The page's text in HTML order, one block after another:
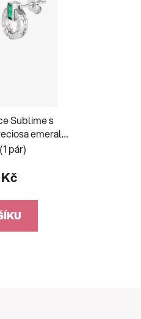
Sublime s
emerald
(1 pár)